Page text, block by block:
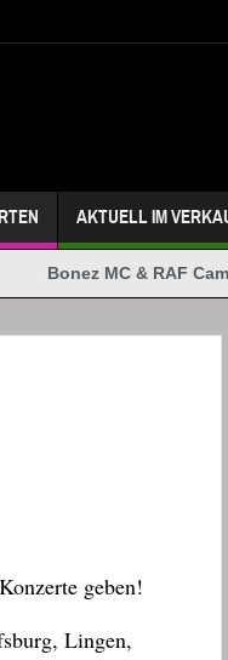
AKTUELL IM
Bonez MC & RAF
geben!
Lingen,